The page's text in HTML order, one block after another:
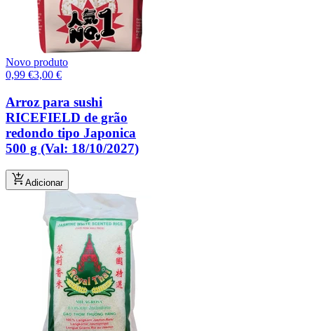
Novo produto
0,99 €3,00 €
Arroz para sushi
RICEFIELD de grão
redondo tipo Japonica
500 g (Val: 18/10/2027)
Adicionar